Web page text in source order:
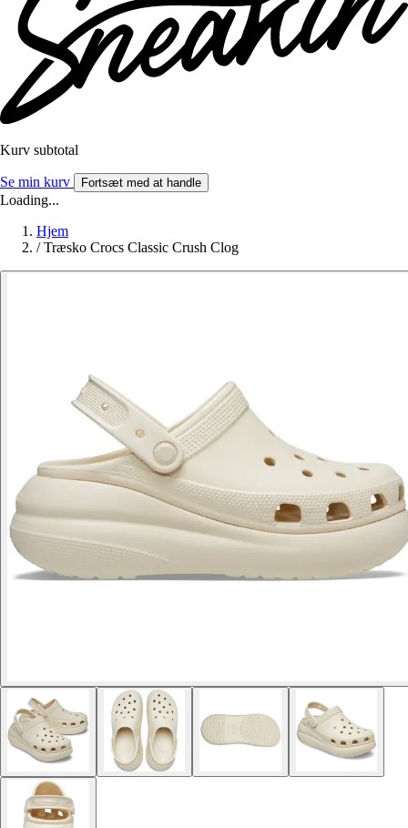
Kurv subtotal
Se min kurv Fortsæt med at handle
Loading...
Hjem
/ Træsko Crocs Classic Crush Clog